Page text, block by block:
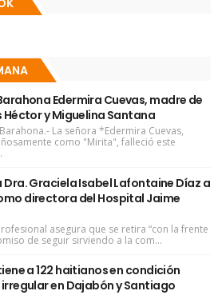
Edermira Cuevas, madre de
y Miguelina Santana
Barahona.- La señora *Edermira Cuevas,
como "Mirita", falleció este
Dra. Graciela Isabel Lafontaine Díaz a
directora del Hospital Jaime
asegura que se retira “con la frente
de seguir sirviendo a la com...
a 122 haitianos en condición
en Dajabón y Santiago